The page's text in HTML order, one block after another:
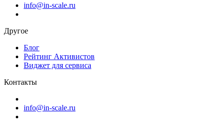
info@in-scale.ru
Другое
Блог
Рейтинг Активистов
Виджет для сервиса
Контакты
info@in-scale.ru